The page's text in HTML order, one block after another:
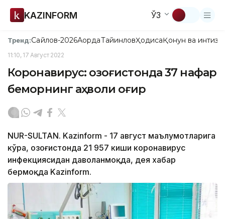
KAZINFORM ЎЗ
Тренд:Сайлов-2026АқордаТайинловҲодисаҚонун ва
11:10, 17 Август 2022
Коронавирус: Қозоғистонда 37 нафар
беморнинг аҳволи оғир
NUR-SULTAN. Kazinform - 17 август маълумотларига
кўра, Қозоғистонда 21 957 киши коронавирус
инфекциясидан даволанмоқда, дея хабар
бермоқда Kazinform.